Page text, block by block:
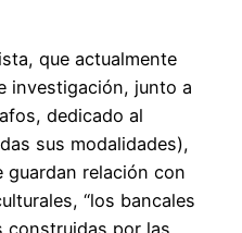
que actualmente
investigación, junto a
dedicado al
sus modalidades),
guardan relación con
“los bancales
construidas por las